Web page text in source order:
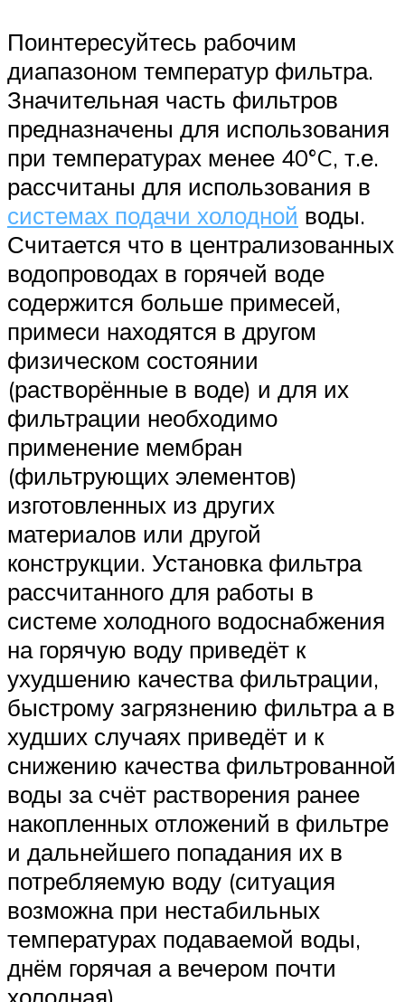
Поинтересуйтесь рабочим
диапазоном температур фильтра.
Значительная часть фильтров
предназначены для использования
при температурах менее 40°C, т.е.
рассчитаны для использования в
системах подачи холодной воды.
Считается что в централизованных
водопроводах в горячей воде
содержится больше примесей,
примеси находятся в другом
физическом состоянии
(растворённые в воде) и для их
фильтрации необходимо
применение мембран
(фильтрующих элементов)
изготовленных из других
материалов или другой
конструкции. Установка фильтра
рассчитанного для работы в
системе холодного водоснабжения
на горячую воду приведёт к
ухудшению качества фильтрации,
быстрому загрязнению фильтра а в
худших случаях приведёт и к
снижению качества фильтрованной
воды за счёт растворения ранее
накопленных отложений в фильтре
и дальнейшего попадания их в
потребляемую воду (ситуация
возможна при нестабильных
температурах подаваемой воды,
днём горячая а вечером почти